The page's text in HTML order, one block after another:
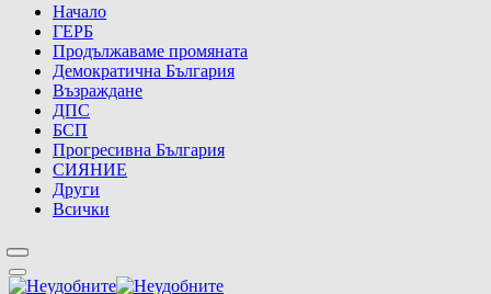
Начало
ГЕРБ
Продължаваме промяната
Демократична България
Възраждане
ДПС
БСП
Прогресивна България
СИЯНИЕ
Други
Всички